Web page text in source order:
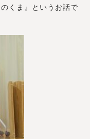
くま』というお話で